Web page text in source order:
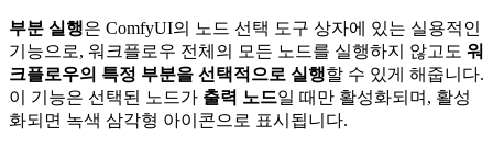
부분 실행은 ComfyUI의 노드 선택 도구 상자에 있는 실용적인
기능으로, 워크플로우 전체의 모든 노드를 실행하지 않고도 워
크플로우의 특정 부분을 선택적으로 실행할 수 있게 해줍니다.
이 기능은 선택된 노드가 출력 노드일 때만 활성화되며, 활성
화되면 녹색 삼각형 아이콘으로 표시됩니다.